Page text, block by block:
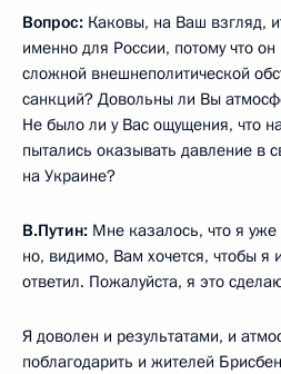
Вопрос: Каковы, на Ваш взгляд,
именно для России, потому что
сложной внешнеполитической
санкций? Довольны ли Вы
Не было ли у Вас ощущения, что
пытались оказывать давление в
на Украине?
В.Путин: Мне казалось, что я уже
но, видимо, Вам хочется, чтобы я
ответил. Пожалуйста, я это
Я доволен и результатами, и
поблагодарить и жителей